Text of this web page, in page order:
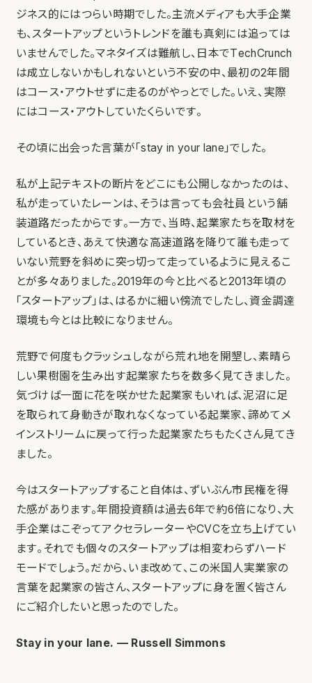
ジネス的にはつらい時期でした。主流メディアも大手企業
も、スタートアップというトレンドを誰も真剣には追っては
いませんでした。マネタイズは難航し、日本でTechCrunch
は成立しないかもしれないという不安の中、最初の2年間
はコース・アウトせずに走るのがやっとでした。いえ、実際
にはコース・アウトしていたくらいです。
その頃に出会った言葉が「stay in your lane」でした。
私が上記テキストの断片をどこにも公開しなかったのは、
私が走っていたレーンは、そうは言っても会社員という舗
装道路だったからです。一方で、当時、起業家たちを取材を
しているとき、あえて快適な高速道路を降りて誰も走って
いない荒野を斜めに突っ切って走っているように見えるこ
とが多々ありました。2019年の今と比べると2013年頃の
「スタートアップ」は、はるかに細い傍流でしたし、資金調達
環境も今とは比較になりません。
荒野で何度もクラッシュしながら荒れ地を開墾し、素晴ら
しい果樹園を生み出す起業家たちを数多く見てきました。
気づけば一面に花を咲かせた起業家もいれば、泥沼に足
を取られて身動きが取れなくなっている起業家、諦めてメ
インストリームに戻って行った起業家たちもたくさん見てき
ました。
今はスタートアップすること自体は、ずいぶん市民権を得
た感があります。年間投資額は過去6年で約6倍になり、大
手企業はこぞってアクセラレーターやCVCを立ち上げてい
ます。それでも個々のスタートアップは相変わらずハード
モードでしょう。だから、いま改めて、この米国人実業家の
言葉を起業家の皆さん、スタートアップに身を置く皆さん
にご紹介したいと思ったのでした。
Stay in your lane. — Russell Simmons